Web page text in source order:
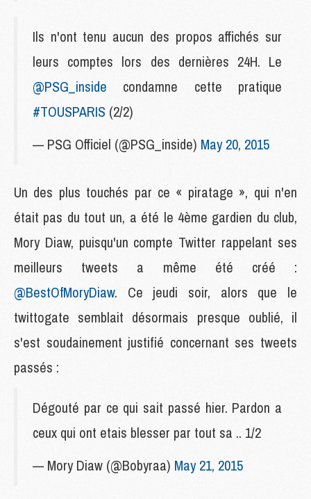
Ils n'ont tenu aucun des propos affichés sur
leurs comptes lors des dernières 24H. Le
@PSG_inside condamne cette pratique
#TOUSPARIS (2/2)
— PSG Officiel (@PSG_inside) May 20, 2015
Un des plus touchés par ce « piratage », qui n'en
était pas du tout un, a été le 4ème gardien du club,
Mory Diaw, puisqu'un compte Twitter rappelant ses
meilleurs tweets a même été créé :
@BestOfMoryDiaw. Ce jeudi soir, alors que le
twittogate semblait désormais presque oublié, il
s'est soudainement justifié concernant ses tweets
passés :
Dégouté par ce qui sait passé hier. Pardon a
ceux qui ont etais blesser par tout sa .. 1/2
— Mory Diaw (@Bobyraa) May 21, 2015